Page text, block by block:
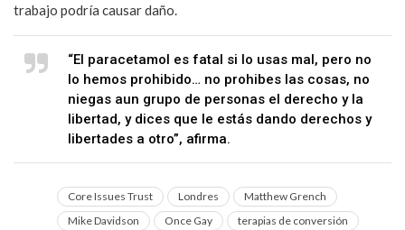
trabajo podría causar daño.
“El paracetamol es fatal si lo usas mal, pero no
lo hemos prohibido… no prohibes las cosas, no
niegas aun grupo de personas el derecho y la
libertad, y dices que le estás dando derechos y
libertades a otro”, afirma.
Core Issues Trust Londres
Matthew Grench
Mike Davidson
Once Gay terapias de conversión